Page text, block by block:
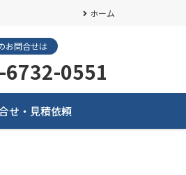
ホーム
お問合せは
6732-0551
せ・見積依頼